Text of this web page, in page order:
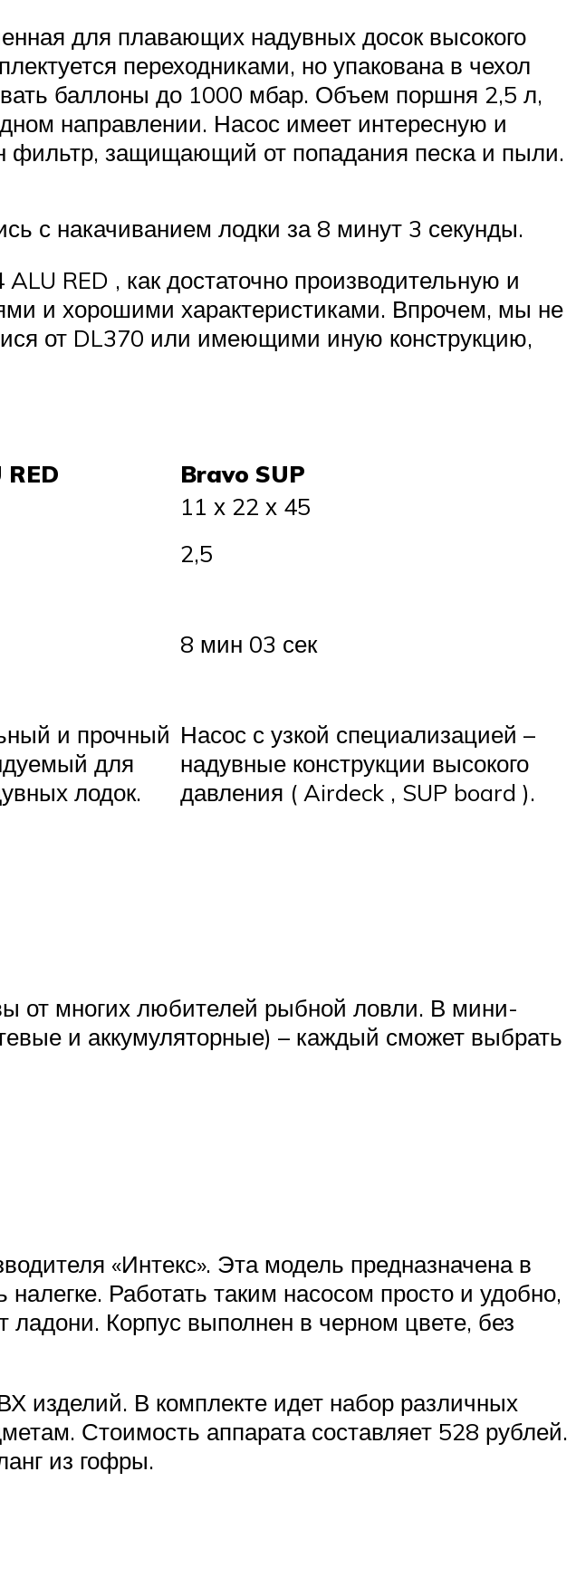
для плавающих надувных досок высокого
переходниками, но упакована в чехол
баллоны до 1000 мбар. Объем поршня 2,5 л,
направлении. Насос имеет интересную и
фильтр, защищающий от попадания песка и пыли.
с накачиванием лодки за 8 минут 3 секунды.
RED , как достаточно производительную и
и хорошими характеристиками. Впрочем, мы не
от DL370 или имеющими иную конструкцию,
RED
Bravo SUP
11 х 22 х 45
2,5
8 мин 03 сек
и прочный
для
лодок.
Насос с узкой специализацией –
надувные конструкции высокого
давления ( Airdeck , SUP board ).
от многих любителей рыбной ловли. В мини-
и аккумуляторные) – каждый сможет выбрать
«Интекс». Эта модель предназначена в
Работать таким насосом просто и удобно,
ладони. Корпус выполнен в черном цвете, без
изделий. В комплекте идет набор различных
Стоимость аппарата составляет 528 рублей.
из гофры.